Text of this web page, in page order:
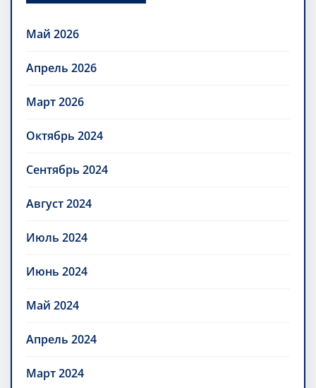
Май 2026
Апрель 2026
Март 2026
Октябрь 2024
Сентябрь 2024
Август 2024
Июль 2024
Июнь 2024
Май 2024
Апрель 2024
Март 2024